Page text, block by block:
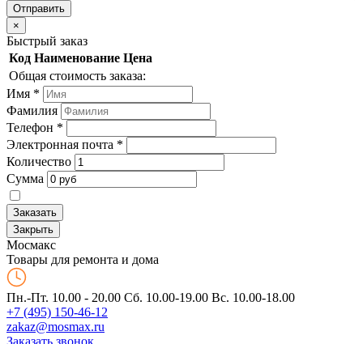
×
Быстрый заказ
Код Наименование Цена
Общая стоимость заказа:
Имя *
Фамилия
Телефон *
Электронная почта *
Количество
Сумма
Заказать
Закрыть
Мосмакс
Товары для ремонта и дома
Пн.-Пт. 10.00 - 20.00 Сб. 10.00-19.00 Вс. 10.00-18.00
+7 (495) 150-46-12
zakaz@mosmax.ru